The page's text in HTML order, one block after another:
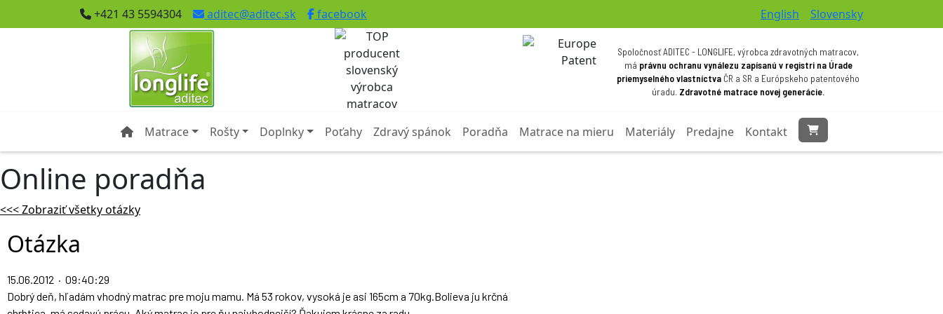
+421 43 5594304 aditec@aditec.sk facebook English Slovensky
Spoločnosť ADITEC - LONGLIFE, výrobca zdravotných matracov,
má právnu ochranu vynálezu zapísanú v registri na Úrade
priemyselného vlastníctvaČR a SR a Európskeho patentového
úradu. Zdravotné matrace novej generácie.
Matrace Rošty Doplnky Poťahy Zdravý spánok Poradňa Matrace na mieru Materiály Predajne Kontakt
Online poradňa
<<< Zobraziť všetky otázky
Otázka
15.06.2012 · 09:40:29
Dobrý deň, hľadám vhodný matrac pre moju mamu. Má 53 rokov, vysoká je asi 165cm a 70kg.Bolieva ju krčná